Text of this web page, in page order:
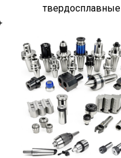
твердосплавные